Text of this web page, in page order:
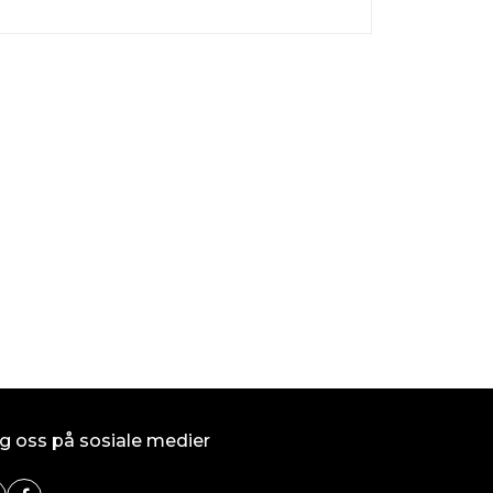
oss på sosiale medier